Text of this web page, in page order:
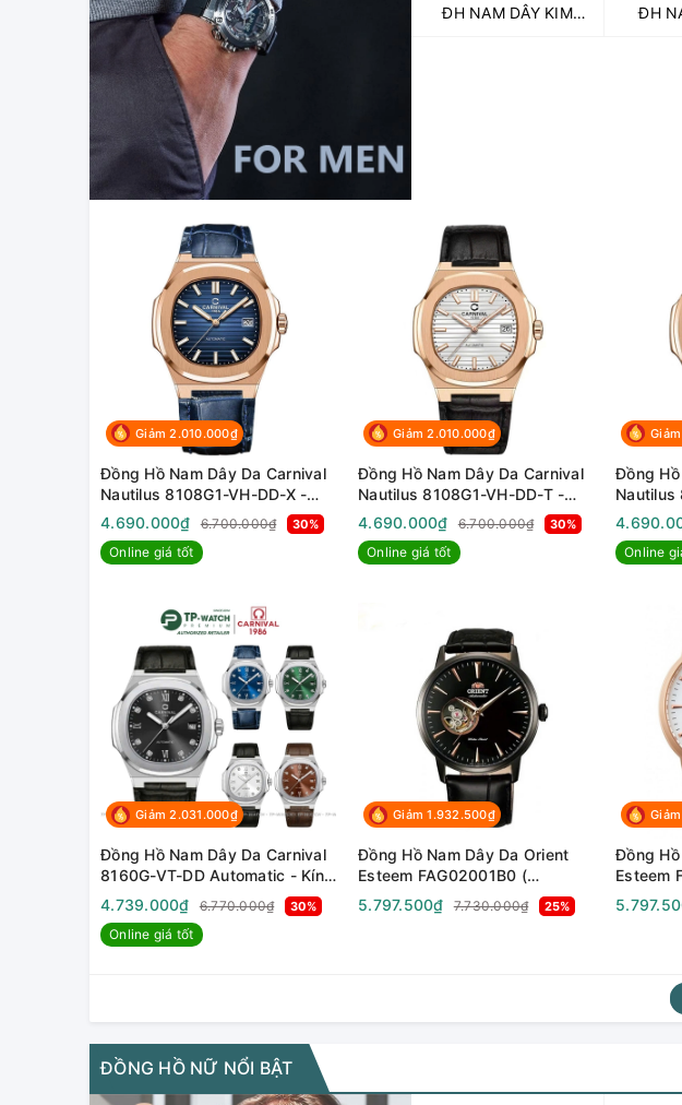
ĐH NAM DÂY KIM
ĐH
Giảm 2.010.000₫
Đồng Hồ Nam Dây Da Carnival
Nautilus 8108G1-VH-DD-X -
Automatic - Kính Sapphire -
Size 41mm
4.690.000₫ 6.700.000₫ 30%
Online giá tốt
Giảm 2.010.000₫
Đồng Hồ Nam Dây Da Carnival
Nautilus 8108G1-VH-DD-T -
Automatic - Kính Sapphire -
Size 41mm
4.690.000₫ 6.700.000₫ 30%
Online giá tốt
Đồng Hồ
Nautilus
Size
Online
Giảm 2.031.000₫
Đồng Hồ Nam Dây Da Carnival
8160G-VT-DD Automatic - Kính
Sapphire - Size 41mm
4.739.000₫ 6.770.000₫ 30%
Online giá tốt
Giảm 1.932.500₫
Đồng Hồ Nam Dây Da Orient
Esteem FAG02001B0 (
SAG02001B0 ) ( TAG02001B0
) - Size 41mm
5.797.500₫ 7.730.000₫ 25%
Đồng Hồ
Esteem
ĐỒNG HỒ NỮ NỔI BẬT